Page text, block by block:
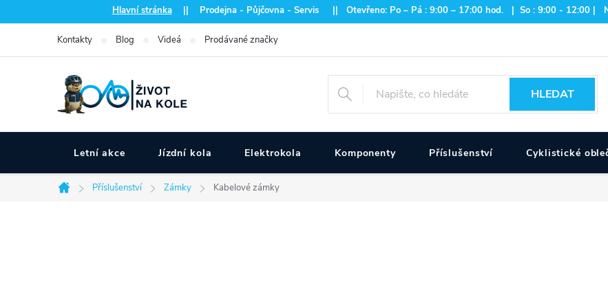
na
Hlavní stránka|| Prodejna - Půjčovna - Servis || Otevřeno: Po – Pá : 9:00 – 17:00 hod. | So : 9:00 - 12:00 |
Kontakty Blog Videá Prodávané značky
HLEDAT
Letní akce Jízdní kola Elektrokola Komponenty Příslušenství Cyklistické
Domů
Příslušenství Zámky Kabelové zámky